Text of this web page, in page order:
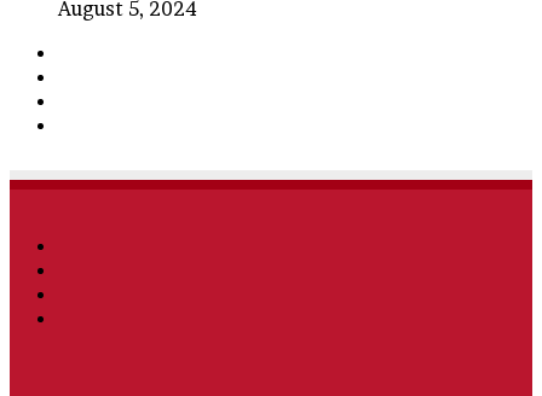
August 5, 2024